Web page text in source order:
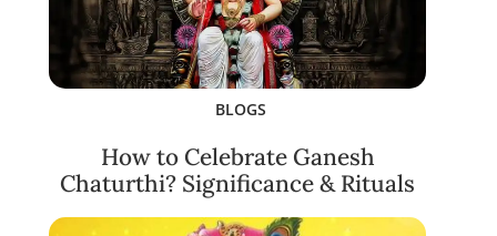
BLOGS
How to Celebrate Ganesh
Chaturthi? Significance & Rituals